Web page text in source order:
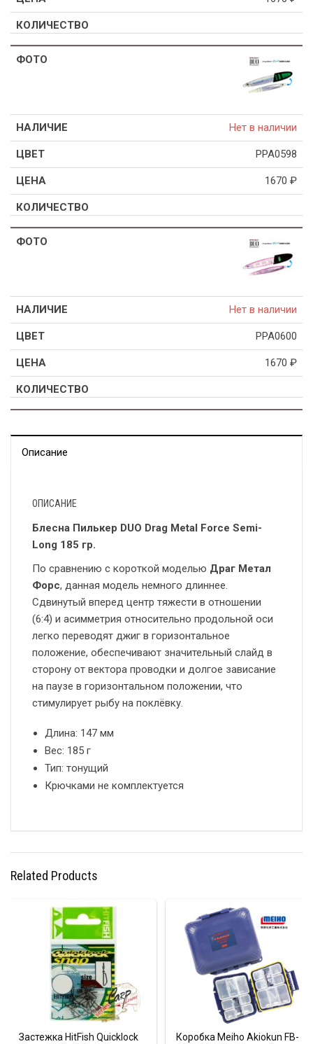
Нет в наличии
PPA0598
1670 ₽
Нет в наличии
PPA0600
1670 ₽
Описание
ОПИСАНИЕ
Блесна Пилькер DUO Drag Metal Force Semi-
Long 185 гр.
По сравнению с короткой моделью Драг Метал
Форс, данная модель немного длиннее.
Сдвинутый вперед центр тяжести в отношении
(6:4) и асимметрия относительно продольной оси
легко переводят джиг в горизонтальное
положение, обеспечивают значительный слайд в
сторону от вектора проводки и долгое зависание
на паузе в горизонтальном положении, что
стимулирует рыбу на поклёвку.
Длина: 147 мм
Вес: 185 г
Тип: тонущий
Крючками не комплектуется
Related Products
Застежка HitFish Quicklock
Коробка Meiho Akiokun FB-